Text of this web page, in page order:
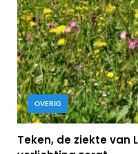
OVERIG
Teken, de ziekte van